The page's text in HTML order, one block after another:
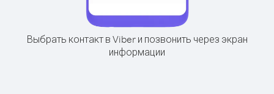
Выбрать контакт в Viber и позвонить через экран
информации